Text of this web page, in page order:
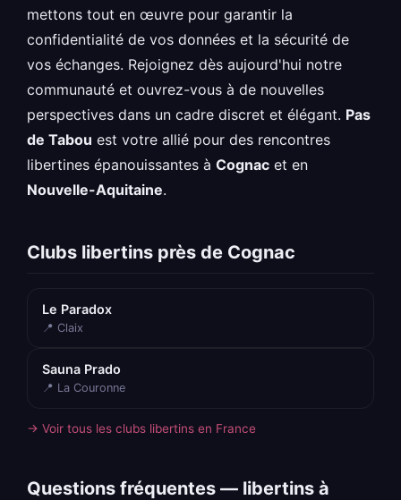
mettons tout en œuvre pour garantir la
confidentialité de vos données et la sécurité de
vos échanges. Rejoignez dès aujourd'hui notre
communauté et ouvrez-vous à de nouvelles
perspectives dans un cadre discret et élégant. Pas
de Tabou est votre allié pour des rencontres
libertines épanouissantes à Cognac et en
Nouvelle-Aquitaine.
Clubs libertins près de Cognac
Le Paradox
📍 Claix
Sauna Prado
📍 La Couronne
→ Voir tous les clubs libertins en France
Questions fréquentes — libertins à